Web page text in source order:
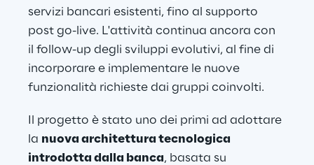
servizi bancari esistenti, fino al supporto
post go-live. L'attività continua ancora con
il follow-up degli sviluppi evolutivi, al fine di
incorporare e implementare le nuove
funzionalità richieste dai gruppi coinvolti.
Il progetto è stato uno dei primi ad adottare
la nuova architettura tecnologica
introdotta dalla banca, basata su